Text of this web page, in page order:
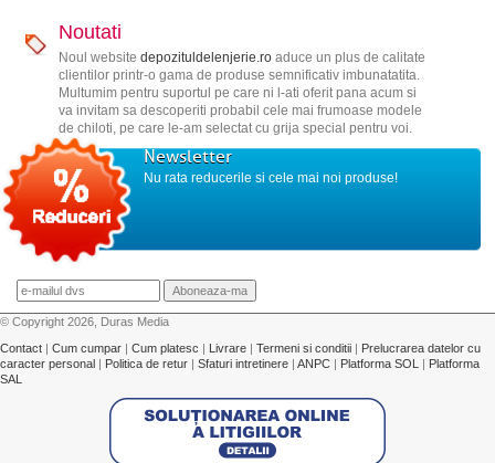
Noutati
Noul website depozituldelenjerie.roaduce un plus de calitate
clientilor printr-o gama de produse semnificativ imbunatatita.
Multumim pentru suportul pe care ni l-ati oferit pana acum si
va invitam sa descoperiti probabil cele mai frumoase modele
de chiloti, pe care le-am selectat cu grija special pentru voi.
Newsletter
Nu rata reducerile si cele mai noi produse!
© Copyright 2026, Duras Media
Contact | Cum cumpar | Cum platesc | Livrare | Termeni si conditii | Prelucrarea datelor cu
caracter personal | Politica de retur | Sfaturi intretinere | ANPC | Platforma SOL | Platforma
SAL